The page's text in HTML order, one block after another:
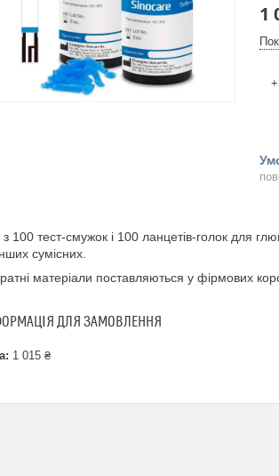
1
з 100 тест-смужок і 100 ланцетів-голок для
сумісних.
матеріали поставляються у фірмових
ДЛЯ ЗАМОВЛЕННЯ
1 015 ₴